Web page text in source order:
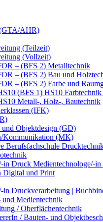
AHR)
(Teilzeit)
(Vollzeit)
– (BFS 2) Metalltechnik
– (BFS 2) Bau und
– (BFS 2) Farbe und
(BFS 1) HS10
Metall-, Holz-, Bautechnik
(IFK)
Objektdesign (GD)
Kommunikation (MK)
Berufsfachschule
in Druck Medientechnologe/-in
Digital und Print
in Druckverarbeitung |
und Medientechnik
/ Oberflächentechnik
/ Bauten- und